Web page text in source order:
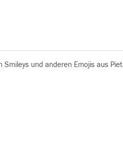
und anderen Emojis aus